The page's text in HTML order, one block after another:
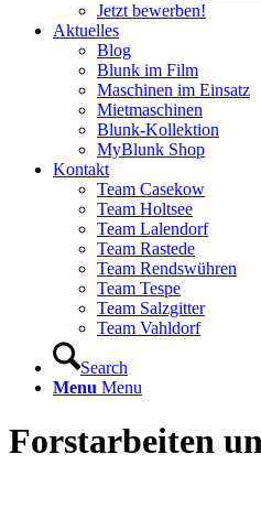
Jetzt bewerben!
Aktuelles
Blog
Blunk im Film
Maschinen im Einsatz
Mietmaschinen
Blunk-Kollektion
MyBlunk Shop
Kontakt
Team Casekow
Team Holtsee
Team Lalendorf
Team Rastede
Team Rendswühren
Team Tespe
Team Salzgitter
Team Vahldorf
Search
Menu Menu
Forstarbeiten